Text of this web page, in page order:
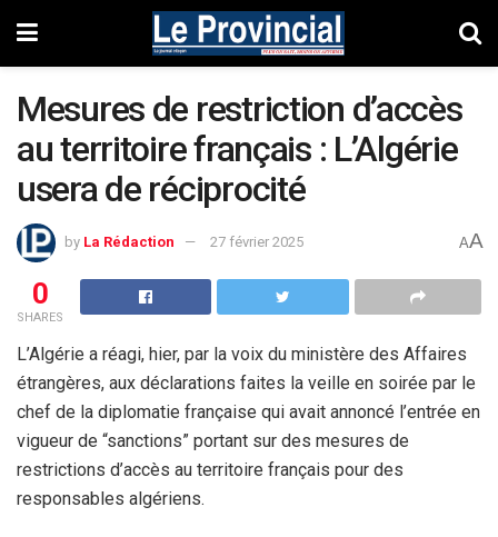
Mesures de restriction d’accès
au territoire français : L’Algérie
usera de réciprocité
by La Rédaction 27 février 2025 AA
0
SHARES
L’Algérie a réagi, hier, par la voix du ministère des Affaires
étrangères, aux déclarations faites la veille en soirée par le
chef de la diplomatie française qui avait annoncé l’entrée en
vigueur de “sanctions” portant sur des mesures de
restrictions d’accès au territoire français pour des
responsables algériens.